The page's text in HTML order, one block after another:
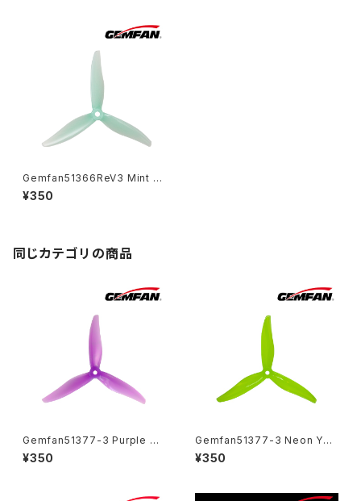
Gemfan51366ReV3 Mint Gr
een
¥350
同じカテゴリの商品
Gemfan51377-3 Purple YU
KI
¥350
Gemfan51377-3 Neon Yell
ow
¥350